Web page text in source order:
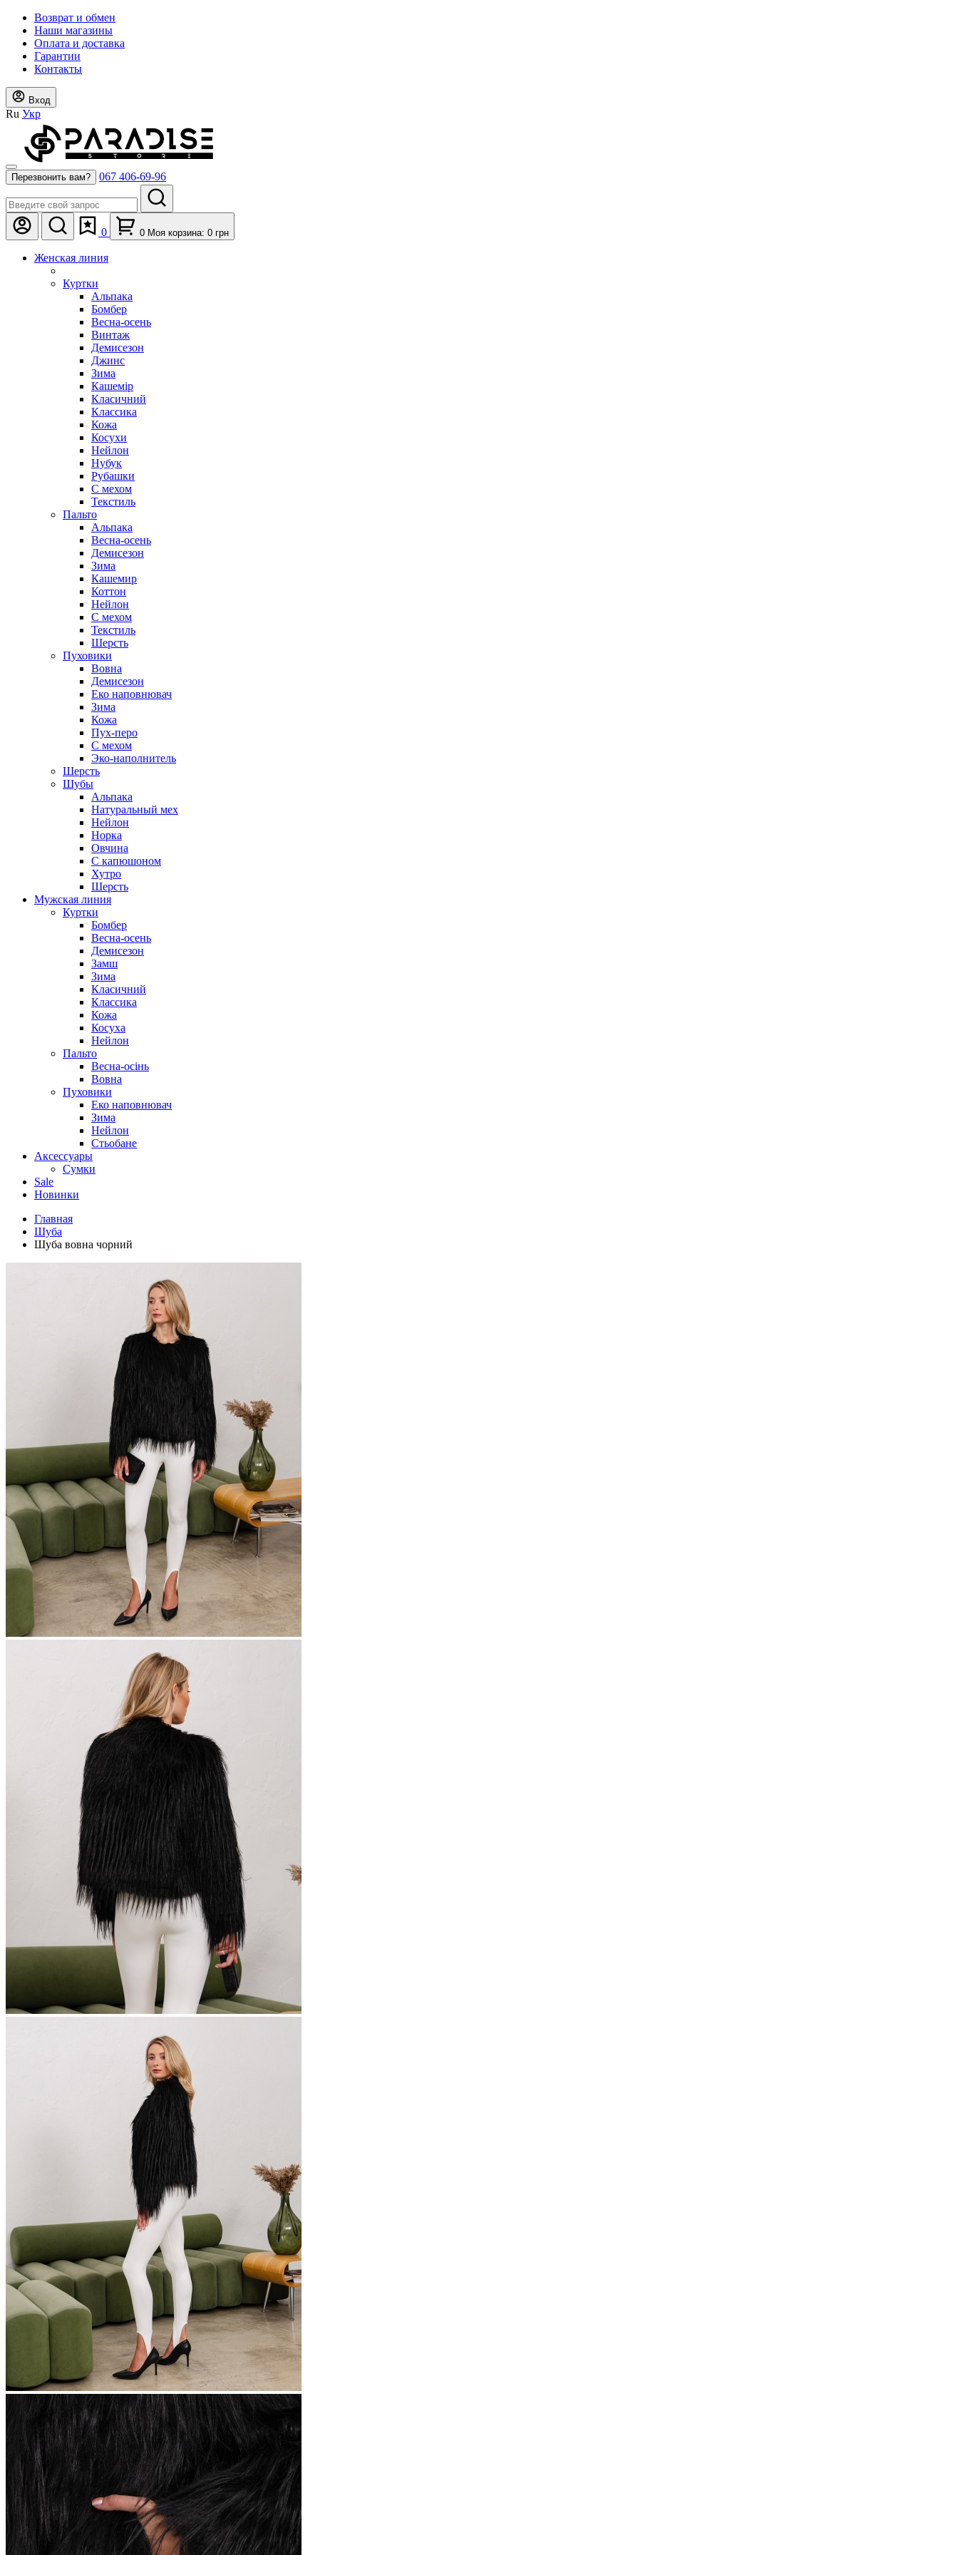
Возврат и обмен
Наши магазины
Оплата и доставка
Гарантии
Контакты
Вход
Ru Укр
Перезвонить вам? 067 406-69-96
0 0 Моя корзина: 0 грн
Женская линия
Куртки
Альпака
Бомбер
Весна-осень
Винтаж
Демисезон
Джинс
Зима
Кашемір
Класичний
Классика
Кожа
Косухи
Нейлон
Нубук
Рубашки
С мехом
Текстиль
Пальто
Альпака
Весна-осень
Демисезон
Зима
Кашемир
Коттон
Нейлон
С мехом
Текстиль
Шерсть
Пуховики
Вовна
Демисезон
Еко наповнювач
Зима
Кожа
Пух-перо
С мехом
Эко-наполнитель
Шерсть
Шубы
Альпака
Натуральный мех
Нейлон
Норка
Овчина
С капюшоном
Хутро
Шерсть
Мужская линия
Куртки
Бомбер
Весна-осень
Демисезон
Замш
Зима
Класичний
Классика
Кожа
Косуха
Нейлон
Пальто
Весна-осінь
Вовна
Пуховики
Еко наповнювач
Зима
Нейлон
Стьобане
Аксессуары
Сумки
Sale
Новинки
Главная
Шуба
Шуба вовна чорний